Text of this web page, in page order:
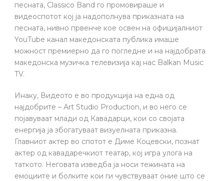
песната, Classico Band го промовираше и
видеоспотот кој ја надополнува приказната на
песната, нивно првенче кое освен на официјалниот
YouTube канал македонската публика имаше
можност премиерно да го погледне и на најдобрата
македонска музичка телевизија кај нас Balkan Music
TV.
Инаку, Видеото е во продукција на една од
најдобрите – Art Studio Production, и во него се
појавуваат млади од Кавадарци, кои со својата
енергија ја збогатуваат визуелната приказна.
Главниот актер во спотот е Диме Коцевски, познат
актер од кавадаречкиот театар, кој игра улога на
таткото. Неговата изведба ја носи тежината на
емоциите и болките кои ги чувствуваат оние што се